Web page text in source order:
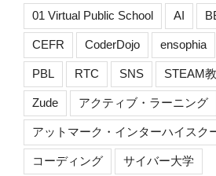
01 Virtual Public School AI
CEFR CoderDojo ensophia
PBL RTC SNS STEAM
Zude アクティブ・ラーニング
アットマーク・インターハイスク
コーディング サイバー大学